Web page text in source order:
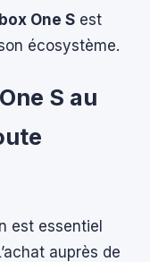
One S est
écosystème.
S au
est essentiel
auprès de